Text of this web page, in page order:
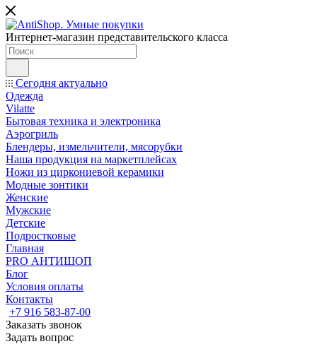
Интернет-магазин представительского класса
Сегодня актуально
Одежда
Vilatte
Бытовая техника и электроника
Аэрогриль
Блендеры, измельчители, мясорубки
Наша продукция на маркетплейсах
Ножи из циркониевой керамики
Модные зонтики
Женские
Мужские
Детские
Подростковые
Главная
PRO АНТИШОП
Блог
Условия оплаты
Контакты
+7 916 583-87-00
Заказать звонок
Задать вопрос